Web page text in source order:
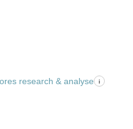
research & analyse i